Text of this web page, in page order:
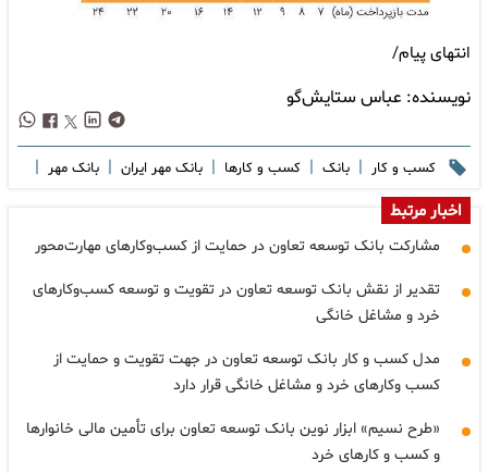
انتهای پیام/
نویسنده: عباس ستایش‌گو
کسب و کار | بانک | کسب و کارها | بانک مهر ایران | بانک مهر |
اخبار مرتبط
مشارکت بانک توسعه تعاون در حمایت از کسب‌وکارهای مهارت‌محور
تقدیر از نقش بانک توسعه تعاون در تقویت و توسعه کسب‌وکارهای
خرد و مشاغل خانگی
مدل کسب و کار بانک توسعه تعاون در جهت تقویت و حمایت از
کسب وکارهای خرد و مشاغل خانگی قرار دارد
«طرح نسیم» ابزار نوین بانک توسعه تعاون برای تأمین مالی خانوارها
و کسب و کارهای خرد